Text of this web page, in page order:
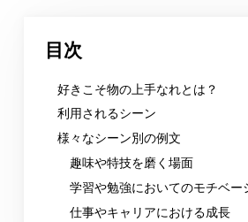
目次
好きこそ物の上手なれとは？
利用されるシーン
様々なシーン別の例文
趣味や特技を磨く場面
学習や勉強においてのモチベー
仕事やキャリアにおける成長